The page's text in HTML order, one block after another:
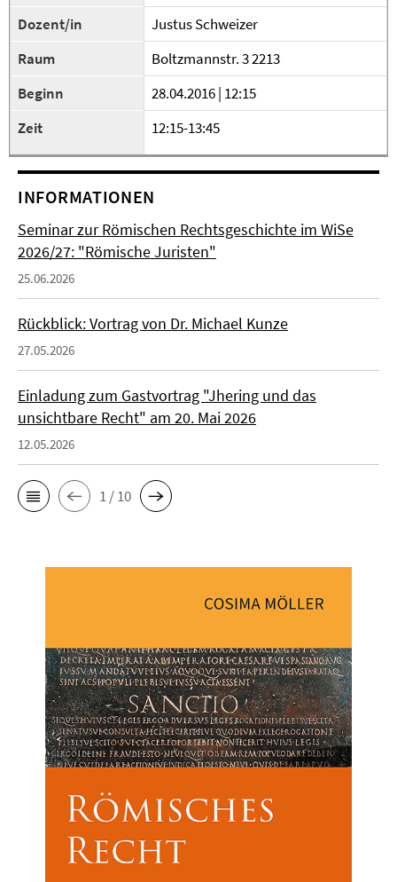
Dozent/in
Justus Schweizer
Raum
Boltzmannstr. 3 2213
Beginn
28.04.2016 | 12:15
Zeit
12:15-13:45
INFORMATIONEN
Seminar zur Römischen Rechtsgeschichte im WiSe
2026/27: "Römische Juristen"
25.06.2026
Rückblick: Vortrag von Dr. Michael Kunze
27.05.2026
Einladung zum Gastvortrag "Jhering und das
unsichtbare Recht" am 20. Mai 2026
12.05.2026
1 / 10